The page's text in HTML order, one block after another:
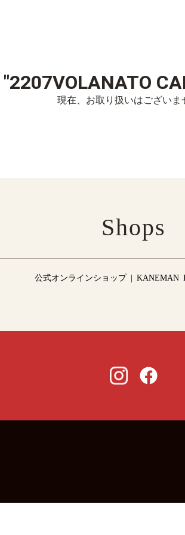
"2207VOLANATO
現在、お取り扱いはございま
Shops
公式オンラインショップ | KANEMAN